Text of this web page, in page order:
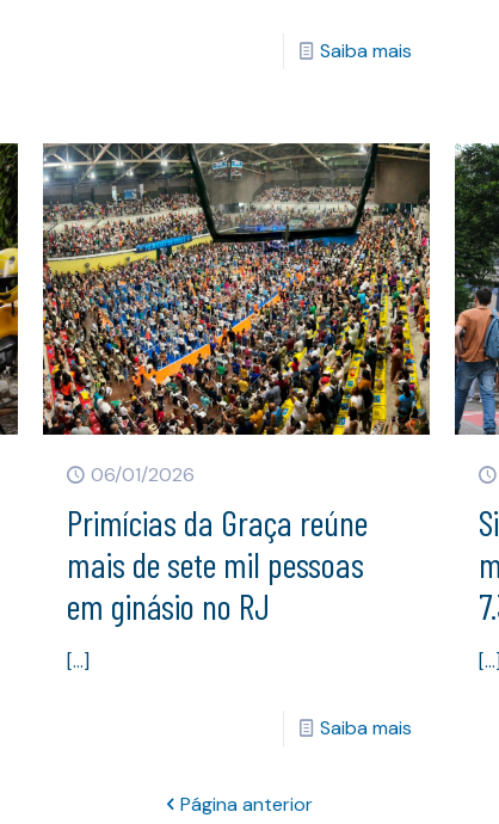
Saiba mais
06/01/2026
Primícias da Graça reúne
mais de sete mil pessoas
em ginásio no RJ
[…]
Saiba mais
[…]
Página anterior